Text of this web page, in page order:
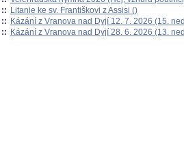
:: Litanie ke sv. Františkovi z Assisi ()
:: Kázání z Vranova nad Dyjí 12. 7. 2026 (15.
:: Kázání z Vranova nad Dyjí 28. 6. 2026 (13.